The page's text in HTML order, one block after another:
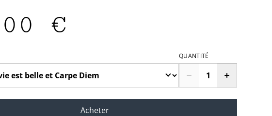
€
QUANTITÉ
Acheter